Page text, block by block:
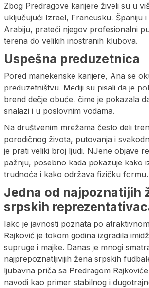
Zbog Predragove karijere živeli su u
uključujući Izrael, Francusku, Španiju i
Arabiju, prateći njegov profesionalni
terena do velikih inostranih klubova.
Uspešna preduzetnica
Pored manekenske karijere, Ana se
preduzetništvu. Mediji su pisali da je
brend dečje obuće, čime je pokazala
snalazi i u poslovnim vodama.
Na društvenim mrežama često deli
porodičnog života, putovanja i
je prati veliki broj ljudi. NJene objave
pažnju, posebno kada pokazuje kako
trudnoća i kako održava fizičku formu.
Jedna od najpoznatijih
srpskih
Iako je javnosti poznata po
Rajković je tokom godina izgradila
supruge i majke. Danas je mnogi
najprepoznatljivijih žena srpskih
ljubavna priča sa Predragom
navodi kao primer stabilnog i